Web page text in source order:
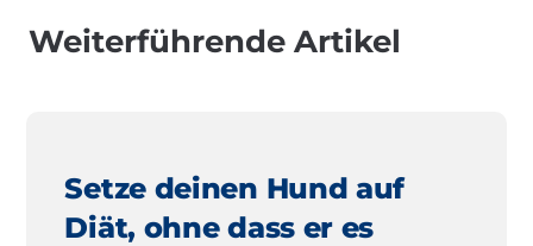
Weiterführende Artikel
Setze deinen Hund auf
Diät, ohne dass er es